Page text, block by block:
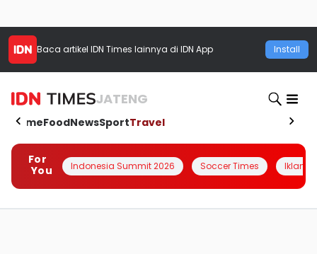
Baca artikel IDN Times lainnya di IDN App Install
JATENG
HomeFoodNewsSportTravel
For
You
Indonesia Summit 2026 Soccer Times Iklanin